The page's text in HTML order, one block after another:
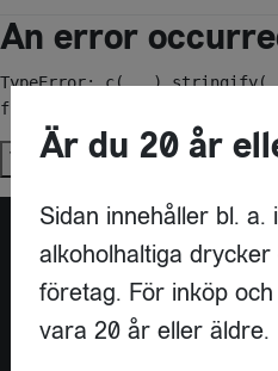
An error
TypeError:
function
Try again
Är du
Är du 20 år
Sidan innehåller bl.
alkoholhaltiga
företag. För inköp
vara 20 år eller äldre.